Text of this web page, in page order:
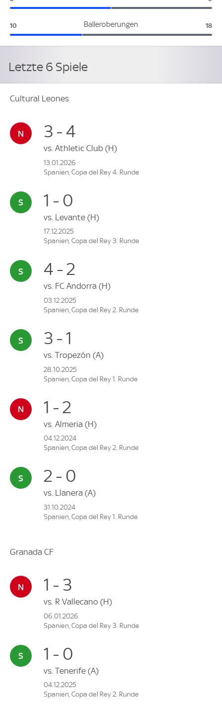
Balleroberungen
Cultural Leones:
10 18
Letzte 6 Spiele
Cultural Leones
3 - 4
vs. Athletic Club (H)
13.01.2026
Spanien, Copa del Rey 4. Runde
1 - 0
vs. Levante (H)
17.12.2025
Spanien, Copa del Rey 3. Runde
4 - 2
vs. FC Andorra (H)
03.12.2025
Spanien, Copa del Rey 2. Runde
3 - 1
vs. Tropezón (A)
28.10.2025
Spanien, Copa del Rey 1. Runde
1 - 2
vs. Almeria (H)
04.12.2024
Spanien, Copa del Rey 2. Runde
2 - 0
vs. Llanera (A)
31.10.2024
Spanien, Copa del Rey 1. Runde
Granada CF
1 - 3
vs. R Vallecano (H)
06.01.2026
Spanien, Copa del Rey 3. Runde
1 - 0
vs. Tenerife (A)
04.12.2025
Spanien, Copa del Rey 2. Runde